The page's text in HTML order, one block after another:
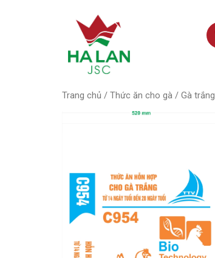
Trang chủ / Thức ăn cho gà / Gà trắng